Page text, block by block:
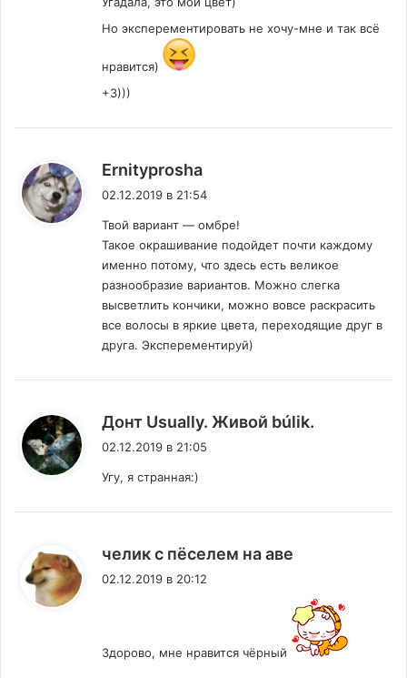
Но эксперементировать не хочу-мне и так всё
нравится)
+3)))
Ernityprosha
02.12.2019 в 21:54
Твой вариант — омбре!
Такое окрашивание подойдет почти каждому
именно потому, что здесь есть великое
разнообразие вариантов. Можно слегка
высветлить кончики, можно вовсе раскрасить
все волосы в яркие цвета, переходящие друг в
друга. Эксперементируй)
Донт Usually. Живой búlik.
02.12.2019 в 21:05
Угу, я странная:)
челик с пёселем на аве
02.12.2019 в 20:12
Здорово, мне нравится чёрный